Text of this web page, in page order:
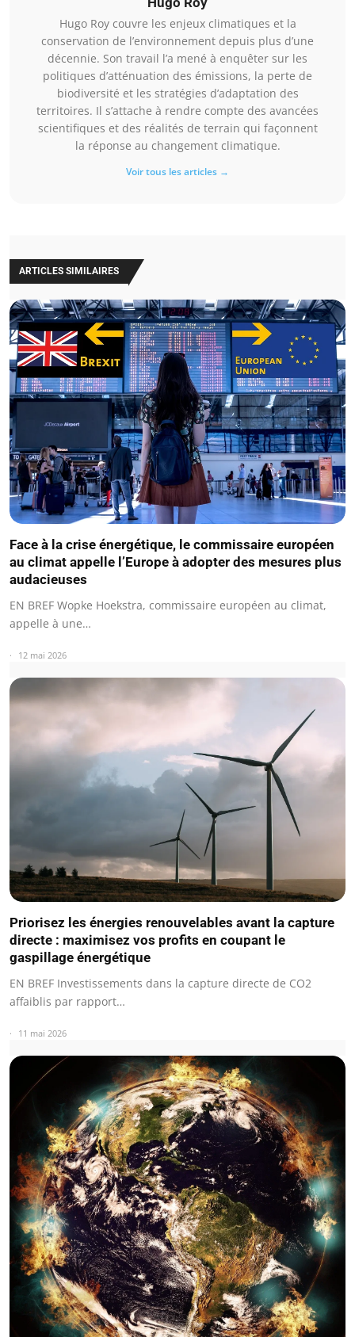
Hugo Roy couvre les enjeux climatiques et la
conservation de l’environnement depuis plus d’une
décennie. Son travail l’a mené à enquêter sur les
politiques d’atténuation des émissions, la perte de
biodiversité et les stratégies d’adaptation des
territoires. Il s’attache à rendre compte des avancées
scientifiques et des réalités de terrain qui façonnent
la réponse au changement climatique.
Voir tous les articles →
ARTICLES SIMILAIRES
Face à la crise énergétique, le commissaire européen
au climat appelle l’Europe à adopter des mesures plus
audacieuses
EN BREF Wopke Hoekstra, commissaire européen au climat,
appelle à une…
12 mai 2026
Priorisez les énergies renouvelables avant la capture
directe : maximisez vos profits en coupant le
gaspillage énergétique
EN BREF Investissements dans la capture directe de CO2
affaiblis par rapport…
11 mai 2026